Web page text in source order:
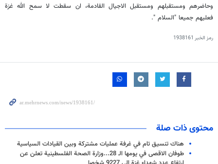
وحاضرهم ومستقبلهم ومستقبل الاجيال القادمة، ان سقطت لا سمح الله غزة
فعليهم جميعا "السلام ".
رمز الخبر 1938161
محتوى ذات صلة
هناك تنسيق تام في غرفة عمليات مشتركة وبين القيادات السياسية
طوفان الاقصى في يومها الـ 28...وزارة الصحة الفلسطينية تعلن عن